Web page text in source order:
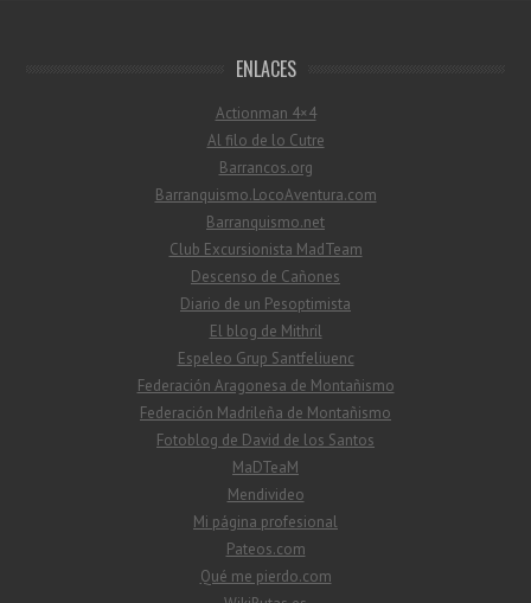
ENLACES
Actionman 4×4
Al filo de lo Cutre
Barrancos.org
Barranquismo.LocoAventura.com
Barranquismo.net
Club Excursionista MadTeam
Descenso de Cañones
Diario de un Pesoptimista
El blog de Mithril
Espeleo Grup Santfeliuenc
Federación Aragonesa de Montañismo
Federación Madrileña de Montañismo
Fotoblog de David de los Santos
MaDTeaM
Mendivideo
Mi página profesional
Pateos.com
Qué me pierdo.com